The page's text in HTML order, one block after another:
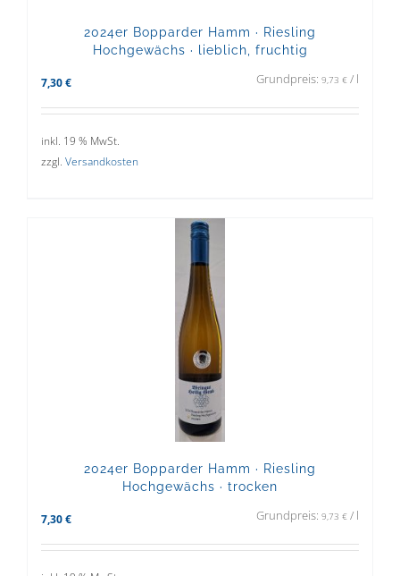
2024er Bopparder Hamm · Riesling
Hochgewächs · lieblich, fruchtig
7,30 € Grundpreis: 9,73 € / l
inkl. 19 % MwSt.
zzgl. Versandkosten
2024er Bopparder Hamm · Riesling
Hochgewächs · trocken
7,30 € Grundpreis: 9,73 € / l